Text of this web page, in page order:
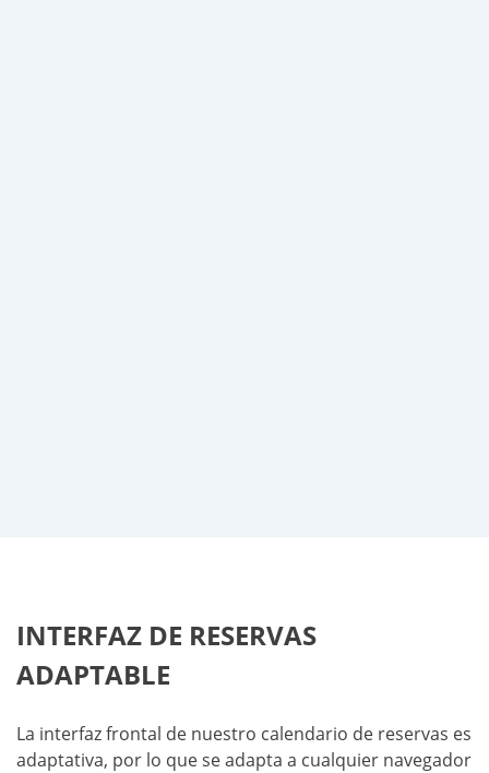
INTERFAZ DE RESERVAS
ADAPTABLE
La interfaz frontal de nuestro calendario de reservas es
adaptativa, por lo que se adapta a cualquier navegador